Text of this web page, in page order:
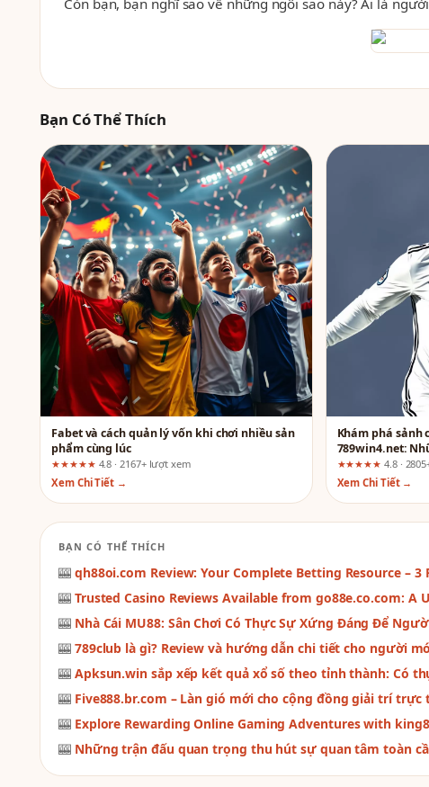
Còn bạn, bạn nghĩ sao về những ngôi sao này? Ai là
Bạn Có Thể Thích
Fabet và cách quản lý vốn khi chơi nhiều sản
phẩm cùng lúc
★★★★★ 4.8 · 2167+ lượt xem
Xem Chi Tiết →
Khám phá sảnh
789win4.net:
trước khi tham
★★★★★4.8 ·
Xem Chi Tiết →
BẠN CÓ THỂ THÍCH
🎰 qh88oi.com Review: Your Complete Betting Resource –
🎰 Trusted Casino Reviews Available from go88e.co.com: A
🎰 Nhà Cái MU88: Sân Chơi Có Thực Sự Xứng Đáng Để
🎰 789club là gì? Review và hướng dẫn chi tiết cho người
🎰 Apksun.win sắp xếp kết quả xổ số theo tỉnh thành: Có
🎰 Five888.br.com – Làn gió mới cho cộng đồng giải trí trực
🎰 Explore Rewarding Online Gaming Adventures with
🎰 Những trận đấu quan trọng thu hút sự quan tâm toàn